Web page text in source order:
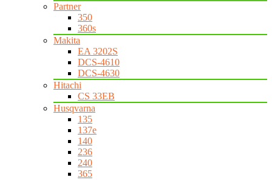
Partner
350
360s
Makita
EA 3202S
DCS-4610
DCS-4630
Hitachi
CS 33EB
Husqvarna
135
137e
140
236
240
365